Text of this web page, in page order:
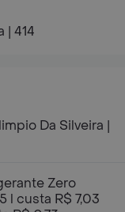
| 414
Da Silveira |
Zero
l custa R$ 7,03